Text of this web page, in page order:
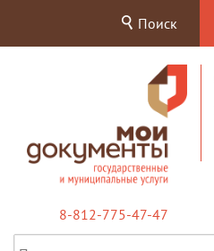
Поиск
8-812-775-47-47